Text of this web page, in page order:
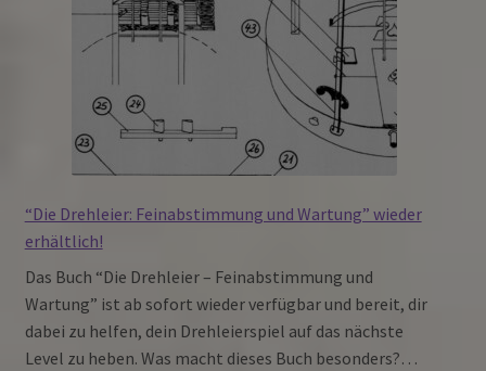
“Die Drehleier: Feinabstimmung und Wartung” wieder
erhältlich!
Das Buch “Die Drehleier – Feinabstimmung und
Wartung” ist ab sofort wieder verfügbar und bereit, dir
dabei zu helfen, dein Drehleierspiel auf das nächste
Level zu heben. Was macht dieses Buch besonders?…